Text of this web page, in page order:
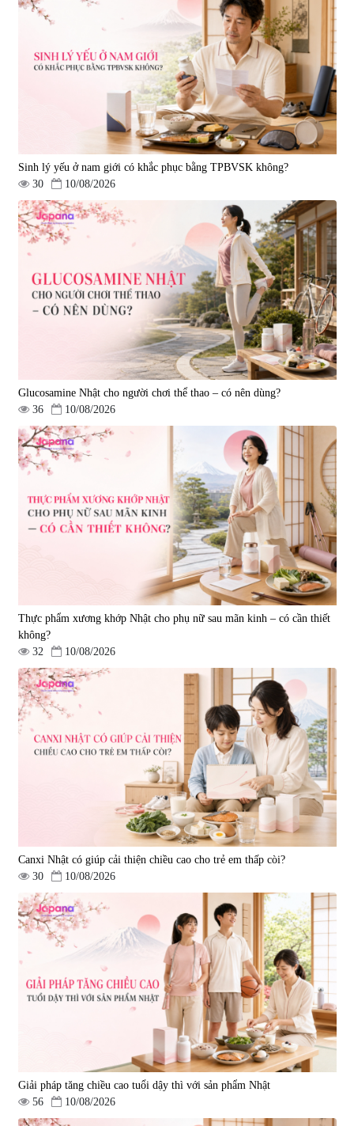
Tẩy tế bào chết Nichiei Bussan
Nano NMN+ Peeling Gel
1.490.000 đ
Viên uống hỗ trợ bền thành
mạch, ngừa tai biến Elastin Plus
& Nattokinase Hokoen 80 viên
|0
980.000 đ
Viên uống bổ gan Ribeto Shoji
Hepaclean 60 viên
690.000 đ
Viên uống hỗ trợ cải thiện thoát
vị đĩa đệm Kyoto Has 30 viên
|14.560
1.600.000 đ
Viên uống hỗ trợ giấc ngủ Fujina
Sleepy Nhật Bản 80 viên
Viên uống phòng ngừa & hỗ trợ
điều trị đột quỵ Biken Kinase
Gold 60 viên
|0
1.570.000 đ
Sinh lý yếu ở nam giới có khắc phục bằng TPBVSK không?
30
10/08/2026
Glucosamine Nhật cho người chơi thể thao – có nên dùng?
36
10/08/2026
Thực phẩm xương khớp Nhật cho phụ nữ sau mãn kinh – có cần thiết
không?
32
10/08/2026
Canxi Nhật có giúp cải thiện chiều cao cho trẻ em thấp còi?
30
10/08/2026
Giải pháp tăng chiều cao tuổi dậy thì với sản phẩm Nhật
56
10/08/2026